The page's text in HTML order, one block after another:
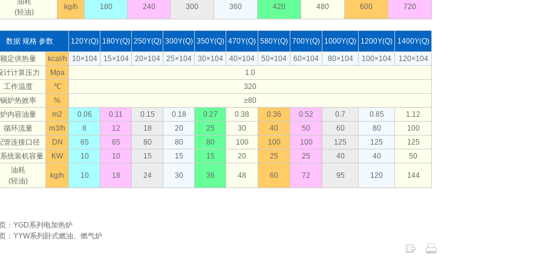
(轻油)
kg/h 180 240 300 360 420 480 600 720
数据 规格 参数 120Y(Q) 180Y(Q) 250Y(Q) 300Y(Q) 350Y(Q) 470Y(Q) 580Y(Q) 700Y(Q) 1000Y(Q) 1200Y(Q) 1400Y(Q)
额定供热量 kcal/h 10×104 15×104 20×104 25×104 30×104 40×104 50×104 60×104 80×104 100×104
120×104
计计算压力
Mpa
1.0
工作温度
℃
320
锅炉热效率
%
≥80
炉内容油量
m2 0.06 0.11 0.15 0.18 0.27 0.38 0.36 0.52 0.7 0.85
1.12
循环流量
m3/h 8 12 18 20 25 30 40 50 60 80
100
管连接口径
DN 65 65 80 80 80 100 100 100 125 125
125
统装机容量
KW 10 10 15 15 15 20 25 25 40 40
50
油耗
(轻油)
kg/h 10 18 24 30 36 48 60 72 95 120 144
：YGD系列电加热炉
：YYW系列卧式燃油、燃气炉